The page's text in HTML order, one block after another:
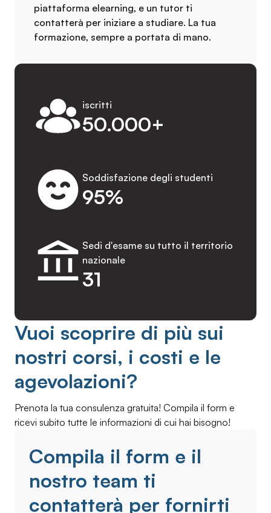
piattaforma elearning, e un tutor ti
contatterà per iniziare a studiare. La tua
formazione, sempre a portata di mano.
50.000+
iscritti
95%
Soddisfazione degli studenti
31
Sedi d'esame su tutto il territorio
nazionale
Vuoi scoprire di più sui
nostri corsi, i costi e le
agevolazioni?
Prenota la tua consulenza gratuita! Compila il form e
ricevi subito tutte le informazioni di cui hai bisogno!
Compila il form e il
nostro team ti
contatterà per fornirti